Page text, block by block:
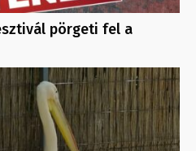
pörgeti fel a